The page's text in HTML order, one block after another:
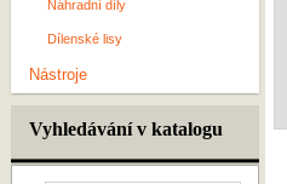
Náhradní díly
Dílenské lisy
Nástroje
Vyhledávání v katalogu